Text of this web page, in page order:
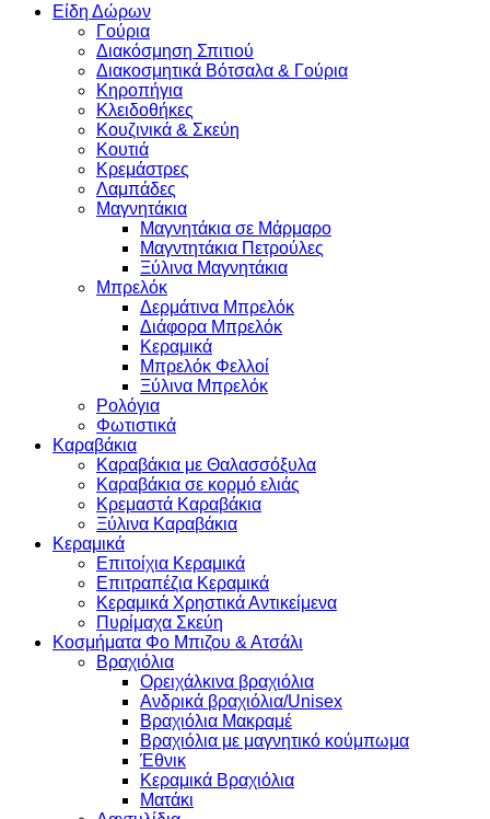
Είδη Δώρων
Γούρια
Διακόσμηση Σπιτιού
Διακοσμητικά Βότσαλα & Γούρια
Κηροπήγια
Κλειδοθήκες
Κουζινικά & Σκεύη
Κουτιά
Κρεμάστρες
Λαμπάδες
Μαγνητάκια
Μαγνητάκια σε Μάρμαρο
Μαγντητάκια Πετρούλες
Ξύλινα Μαγνητάκια
Μπρελόκ
Δερμάτινα Μπρελόκ
Διάφορα Μπρελόκ
Κεραμικά
Μπρελόκ Φελλοί
Ξύλινα Μπρελόκ
Ρολόγια
Φωτιστικά
Καραβάκια
Καραβάκια με Θαλασσόξυλα
Καραβάκια σε κορμό ελιάς
Κρεμαστά Καραβάκια
Ξύλινα Καραβάκια
Κεραμικά
Επιτοίχια Κεραμικά
Επιτραπέζια Κεραμικά
Κεραμικά Χρηστικά Αντικείμενα
Πυρίμαχα Σκεύη
Κοσμήματα Φο Μπιζου & Ατσάλι
Βραχιόλια
Oρειχάλκινα βραχιόλια
Ανδρικά βραχιόλια/Unisex
Βραχιόλια Μακραμέ
Βραχιόλια με μαγνητικό κούμπωμα
Έθνικ
Κεραμικά Βραχιόλια
Ματάκι